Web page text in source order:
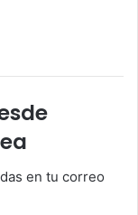
en tu correo